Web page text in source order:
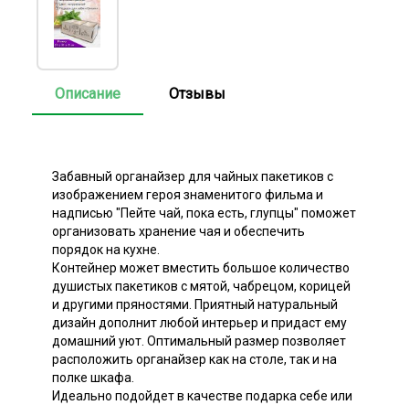
Описание Отзывы
Забавный органайзер для чайных пакетиков с
изображением героя знаменитого фильма и
надписью "Пейте чай, пока есть, глупцы" поможет
организовать хранение чая и обеспечить
порядок на кухне.
Контейнер может вместить большое количество
душистых пакетиков с мятой, чабрецом, корицей
и другими пряностями. Приятный натуральный
дизайн дополнит любой интерьер и придаст ему
домашний уют. Оптимальный размер позволяет
расположить органайзер как на столе, так и на
полке шкафа.
Идеально подойдет в качестве подарка себе или